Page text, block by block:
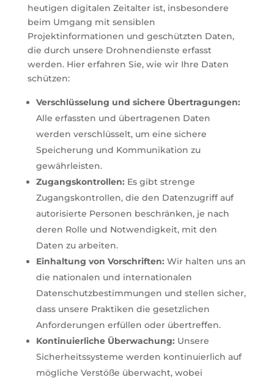
heutigen digitalen Zeitalter ist, insbesondere
beim Umgang mit sensiblen
Projektinformationen und geschützten Daten,
die durch unsere Drohnendienste erfasst
werden. Hier erfahren Sie, wie wir Ihre Daten
schützen:
Verschlüsselung und sichere Übertragungen:
Alle erfassten und übertragenen Daten
werden verschlüsselt, um eine sichere
Speicherung und Kommunikation zu
gewährleisten.
Zugangskontrollen: Es gibt strenge
Zugangskontrollen, die den Datenzugriff auf
autorisierte Personen beschränken, je nach
deren Rolle und Notwendigkeit, mit den
Daten zu arbeiten.
Einhaltung von Vorschriften: Wir halten uns an
die nationalen und internationalen
Datenschutzbestimmungen und stellen sicher,
dass unsere Praktiken die gesetzlichen
Anforderungen erfüllen oder übertreffen.
Kontinuierliche Überwachung: Unsere
Sicherheitssysteme werden kontinuierlich auf
mögliche Verstöße überwacht, wobei